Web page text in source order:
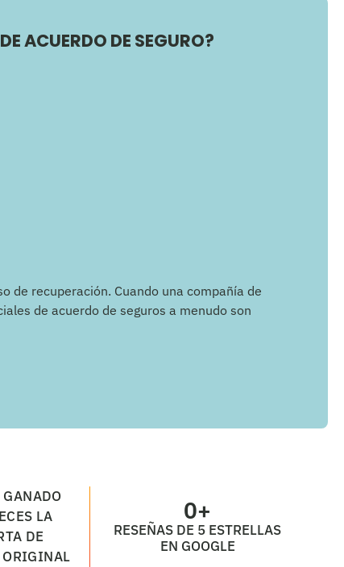
ACUERDO DE SEGURO?
de recuperación. Cuando una compañía de
de acuerdo de seguros a menudo son
LA
DE
ORIGINAL
RESEÑAS DE 5 ESTRELLAS
EN GOOGLE
0+